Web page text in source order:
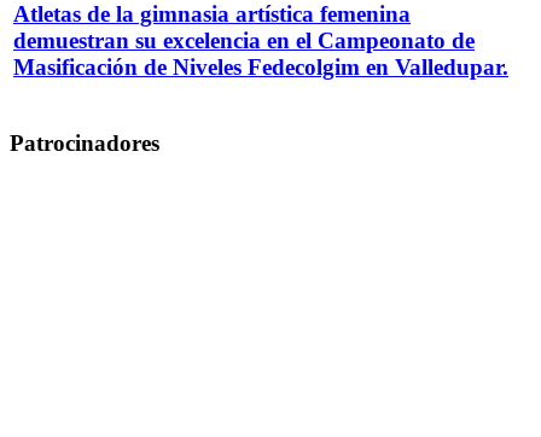
Atletas de la gimnasia artística femenina
demuestran su excelencia en el Campeonato de
Masificación de Niveles Fedecolgim en Valledupar.
Patrocinadores